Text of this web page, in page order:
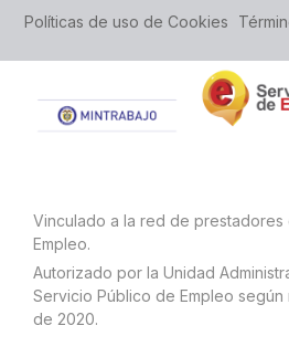
Políticas de uso de Cookies
Vinculado a la red de
Empleo.
Autorizado por la Unidad
Servicio Público de Empleo
de 2020.